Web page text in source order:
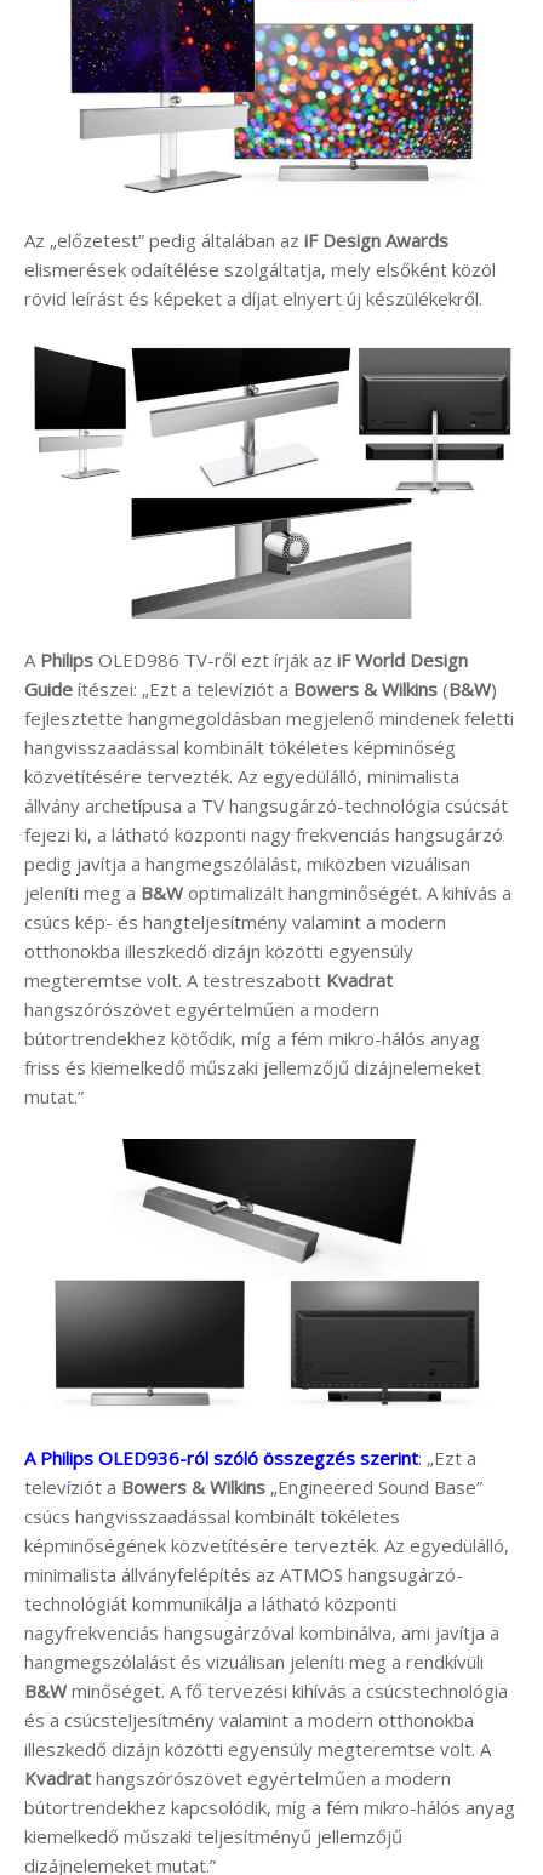
Az „előzetest” pedig általában az iF Design Awards
elismerések odaítélése szolgáltatja, mely elsőként közöl
rövid leírást és képeket a díjat elnyert új készülékekről.
A Philips OLED986 TV-ről ezt írják az iF World Design
Guide ítészei: „Ezt a televíziót a Bowers & Wilkins (B&W)
fejlesztette hangmegoldásban megjelenő mindenek feletti
hangvisszaadással kombinált tökéletes képminőség
közvetítésére tervezték. Az egyedülálló, minimalista
állvány archetípusa a TV hangsugárzó-technológia csúcsát
fejezi ki, a látható központi nagy frekvenciás hangsugárzó
pedig javítja a hangmegszólalást, miközben vizuálisan
jeleníti meg a B&Woptimalizált hangminőségét. A kihívás a
csúcs kép- és hangteljesítmény valamint a modern
otthonokba illeszkedő dizájn közötti egyensúly
megteremtse volt. A testreszabott Kvadrat
hangszórószövet egyértelműen a modern
bútortrendekhez kötődik, míg a fém mikro-hálós anyag
friss és kiemelkedő műszaki jellemzőjű dizájnelemeket
mutat.”
A Philips OLED936-ról szóló összegzés szerint: „Ezt a
televíziót a Bowers & Wilkins „Engineered Sound Base”
csúcs hangvisszaadással kombinált tökéletes
képminőségének közvetítésére tervezték. Az egyedülálló,
minimalista állványfelépítés az ATMOS hangsugárzó-
technológiát kommunikálja a látható központi
nagyfrekvenciás hangsugárzóval kombinálva, ami javítja a
hangmegszólalást és vizuálisan jeleníti meg a rendkívüli
B&Wminőséget. A fő tervezési kihívás a csúcstechnológia
és a csúcsteljesítmény valamint a modern otthonokba
illeszkedő dizájn közötti egyensúly megteremtse volt. A
Kvadrat hangszórószövet egyértelműen a modern
bútortrendekhez kapcsolódik, míg a fém mikro-hálós anyag
kiemelkedő műszaki teljesítményű jellemzőjű
dizájnelemeket mutat.”